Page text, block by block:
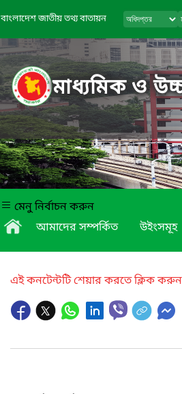
বাংলাদেশ জাতীয় তথ্য বাতায়ন
মাধ্যমিক ও
মেনু নির্বাচন করুন
আমাদের সম্পর্কিত
উইংসমূহ
এই কনটেন্টটি শেয়ার করতে ক্লিক করুন